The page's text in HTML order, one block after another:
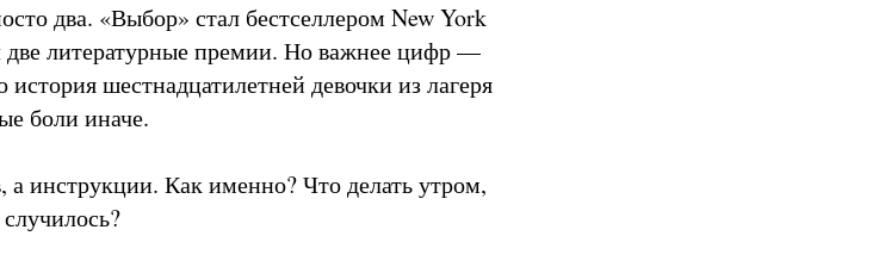
два. «Выбор» стал бестселлером New York
две литературные премии. Но важнее цифр —
шестнадцатилетней девочки из лагеря
боли иначе.
инструкции. Как именно? Что делать утром,